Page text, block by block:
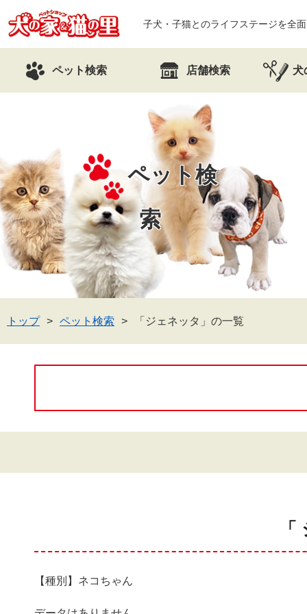
子犬・子猫とのライフステージを全
ペット検索 店舗検索 犬
ペット検
索
トップ ペット検索 「ジェネッタ」の一覧
【種別】ネコちゃん